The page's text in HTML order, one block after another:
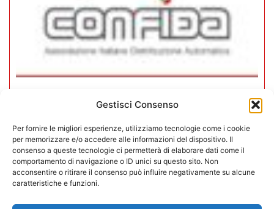
Gestisci Consenso
Per fornire le migliori esperienze, utilizziamo tecnologie come i cookie
per memorizzare e/o accedere alle informazioni del dispositivo. Il
consenso a queste tecnologie ci permetterà di elaborare dati come il
comportamento di navigazione o ID unici su questo sito. Non
acconsentire o ritirare il consenso può influire negativamente su alcune
caratteristiche e funzioni.
CONFIDA Servizi srl presenta il
17/07/2026